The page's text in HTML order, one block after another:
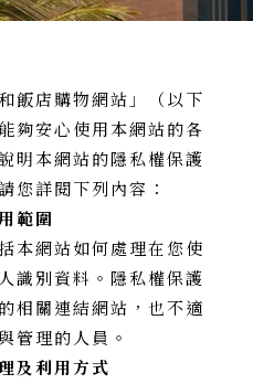
飯店購物網站」（以下
夠安心使用本網站的各
明本網站的隱私權保護
您詳閱下列內容：
範圍
本網站如何處理在您使
識別資料。隱私權保護
相關連結網站，也不適
管理的人員。
及利用方式